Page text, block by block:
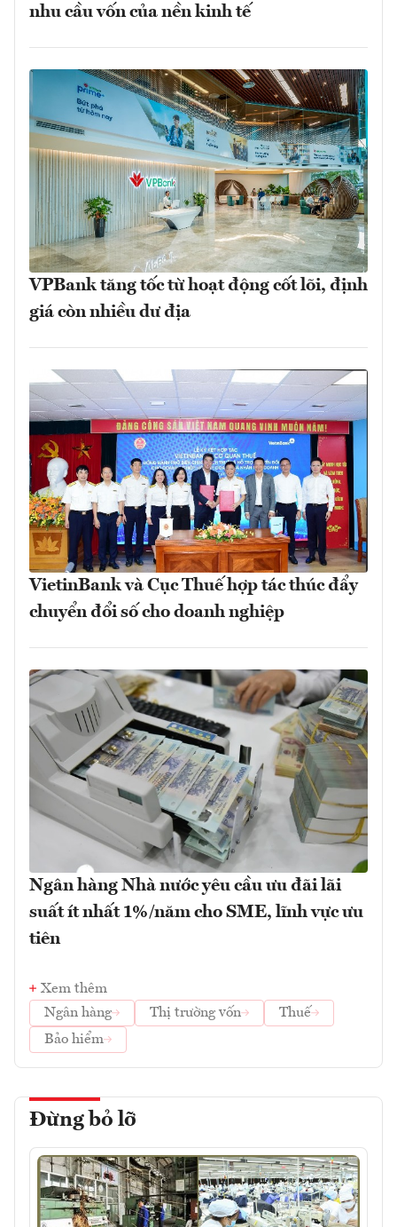
nhu cầu vốn của nền kinh tế
VPBank tăng tốc từ hoạt động cốt lõi, định
giá còn nhiều dư địa
VietinBank và Cục Thuế hợp tác thúc đẩy
chuyển đổi số cho doanh nghiệp
Ngân hàng Nhà nước yêu cầu ưu đãi lãi
suất ít nhất 1%/năm cho SME, lĩnh vực ưu
tiên
Xem thêm
Ngân hàng
Thị trường vốn
Thuế
Bảo hiểm
Đừng bỏ lỡ